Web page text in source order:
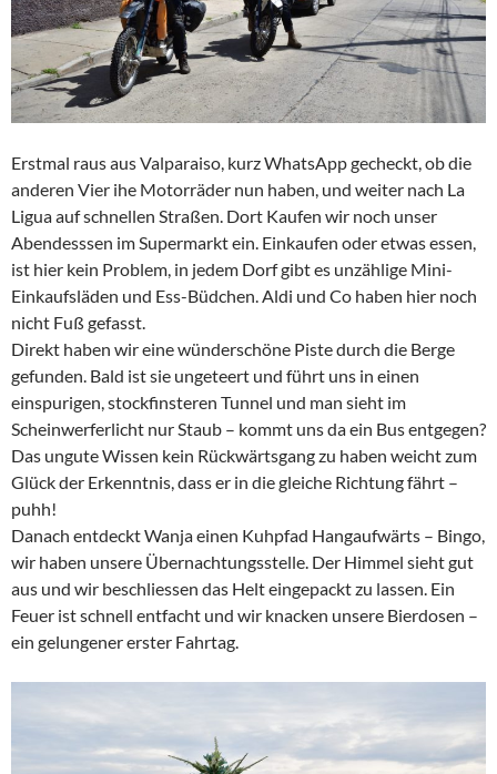
Erstmal raus aus Valparaiso, kurz WhatsApp gecheckt, ob die
anderen Vier ihe Motorräder nun haben, und weiter nach La
Ligua auf schnellen Straßen. Dort Kaufen wir noch unser
Abendesssen im Supermarkt ein. Einkaufen oder etwas essen,
ist hier kein Problem, in jedem Dorf gibt es unzählige Mini-
Einkaufsläden und Ess-Büdchen. Aldi und Co haben hier noch
nicht Fuß gefasst.
Direkt haben wir eine wünderschöne Piste durch die Berge
gefunden. Bald ist sie ungeteert und führt uns in einen
einspurigen, stockfinsteren Tunnel und man sieht im
Scheinwerferlicht nur Staub – kommt uns da ein Bus entgegen?
Das ungute Wissen kein Rückwärtsgang zu haben weicht zum
Glück der Erkenntnis, dass er in die gleiche Richtung fährt –
puhh!
Danach entdeckt Wanja einen Kuhpfad Hangaufwärts – Bingo,
wir haben unsere Übernachtungsstelle. Der Himmel sieht gut
aus und wir beschliessen das Helt eingepackt zu lassen. Ein
Feuer ist schnell entfacht und wir knacken unsere Bierdosen –
ein gelungener erster Fahrtag.